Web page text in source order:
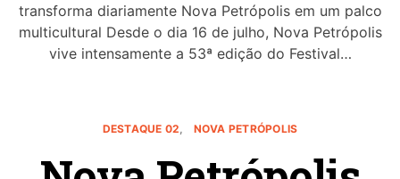
transforma diariamente Nova Petrópolis em um palco
multicultural Desde o dia 16 de julho, Nova Petrópolis
vive intensamente a 53ª edição do Festival…
DESTAQUE 02 NOVA PETRÓPOLIS